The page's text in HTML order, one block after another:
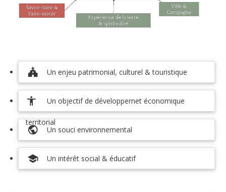
church Un enjeu patrimonial, culturel & touristique
accessibility new
Un objectif de développemet économique
territorial
public Un souci environnemental
school Un intérêt social & éducatif